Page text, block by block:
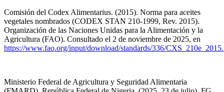
Comisión del Codex Alimentarius. (2015). Norma para aceites
vegetales nombrados (CODEX STAN 210-1999, Rev. 2015).
Organización de las Naciones Unidas para la Alimentación y la
Agricultura (FAO). Consultado el 2 de noviembre de 2025, en
https://www.fao.org/input/download/standards/336/
Ministerio Federal de Agricultura y Seguridad Alimentaria